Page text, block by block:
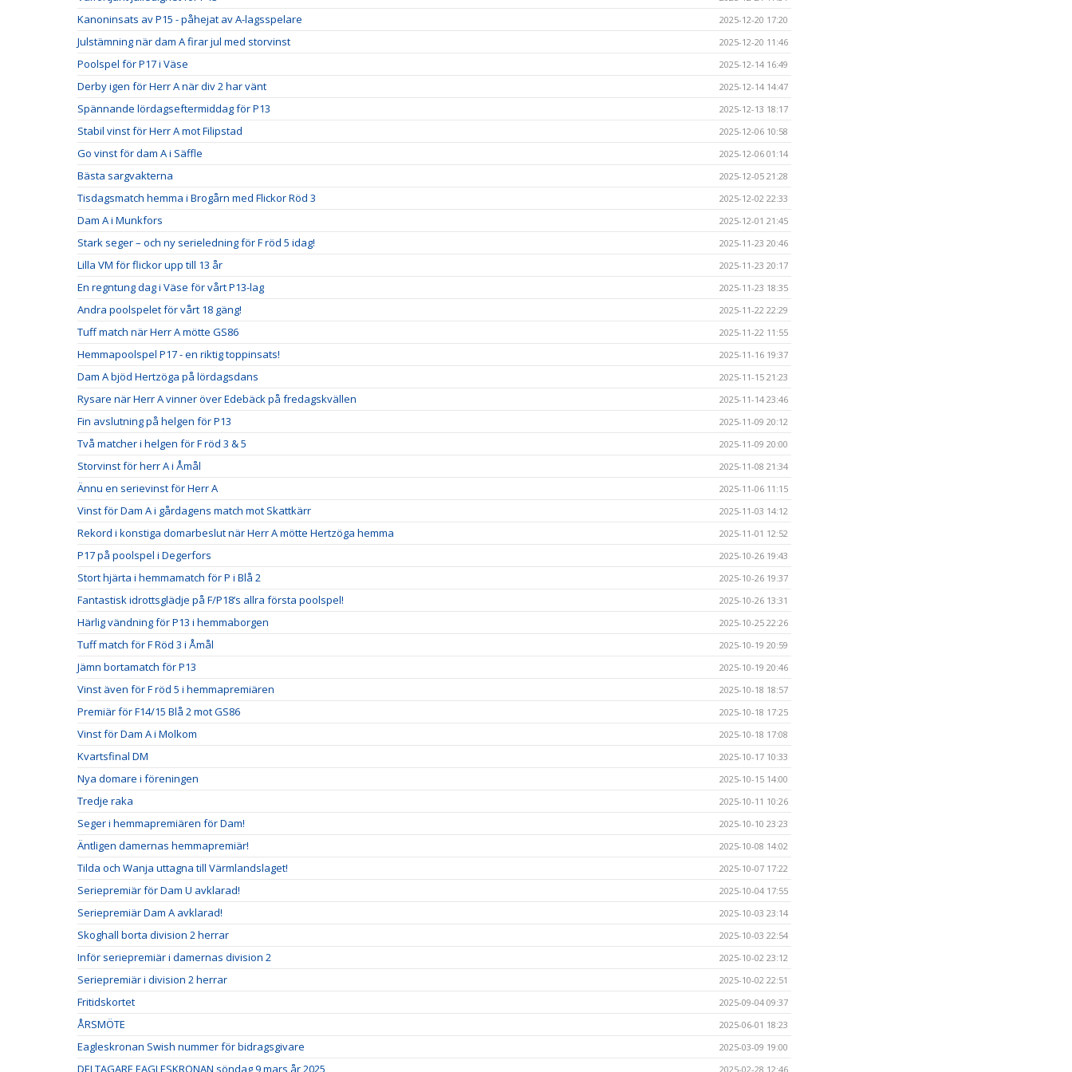
Kanoninsats av P15 - påhejat av A-lagsspelare 2025-12-20 17:20
Julstämning när dam A firar jul med storvinst 2025-12-20 11:46
Poolspel för P17 i Väse 2025-12-14 16:49
Derby igen för Herr A när div 2 har vänt 2025-12-14 14:47
Spännande lördagseftermiddag för P13 2025-12-13 18:17
Stabil vinst för Herr A mot Filipstad 2025-12-06 10:58
Go vinst för dam A i Säffle 2025-12-06 01:14
Bästa sargvakterna 2025-12-05 21:28
Tisdagsmatch hemma i Brogårn med Flickor Röd 3 2025-12-02 22:33
Dam A i Munkfors 2025-12-01 21:45
Stark seger – och ny serieledning för F röd 5 idag! 2025-11-23 20:46
Lilla VM för flickor upp till 13 år 2025-11-23 20:17
En regntung dag i Väse för vårt P13-lag 2025-11-23 18:35
Andra poolspelet för vårt 18 gäng! 2025-11-22 22:29
Tuff match när Herr A mötte GS86 2025-11-22 11:55
Hemmapoolspel P17 - en riktig toppinsats! 2025-11-16 19:37
Dam A bjöd Hertzöga på lördagsdans 2025-11-15 21:23
Rysare när Herr A vinner över Edebäck på fredagskvällen 2025-11-14 23:46
Fin avslutning på helgen för P13 2025-11-09 20:12
Två matcher i helgen för F röd 3 & 5 2025-11-09 20:00
Storvinst för herr A i Åmål 2025-11-08 21:34
Ännu en serievinst för Herr A 2025-11-06 11:15
Vinst för Dam A i gårdagens match mot Skattkärr 2025-11-03 14:12
Rekord i konstiga domarbeslut när Herr A mötte Hertzöga hemma 2025-11-01 12:52
P17 på poolspel i Degerfors 2025-10-26 19:43
Stort hjärta i hemmamatch för P i Blå 2 2025-10-26 19:37
Fantastisk idrottsglädje på F/P18’s allra första poolspel! 2025-10-26 13:31
Härlig vändning för P13 i hemmaborgen 2025-10-25 22:26
Tuff match för F Röd 3 i Åmål 2025-10-19 20:59
Jämn bortamatch för P13 2025-10-19 20:46
Vinst även för F röd 5 i hemmapremiären 2025-10-18 18:57
Premiär för F14/15 Blå 2 mot GS86 2025-10-18 17:25
Vinst för Dam A i Molkom 2025-10-18 17:08
Kvartsfinal DM 2025-10-17 10:33
Nya domare i föreningen 2025-10-15 14:00
Tredje raka 2025-10-11 10:26
Seger i hemmapremiären för Dam! 2025-10-10 23:23
Äntligen damernas hemmapremiär! 2025-10-08 14:02
Tilda och Wanja uttagna till Värmlandslaget! 2025-10-07 17:22
Seriepremiär för Dam U avklarad! 2025-10-04 17:55
Seriepremiär Dam A avklarad! 2025-10-03 23:14
Skoghall borta division 2 herrar 2025-10-03 22:54
Inför seriepremiär i damernas division 2 2025-10-02 23:12
Seriepremiär i division 2 herrar 2025-10-02 22:51
Fritidskortet 2025-09-04 09:37
ÅRSMÖTE 2025-06-01 18:23
Eagleskronan Swish nummer för bidragsgivare 2025-03-09 19:00
DELTAGARE EAGLESKRONAN söndag 9 mars år 2025 2025-02-28 12:46